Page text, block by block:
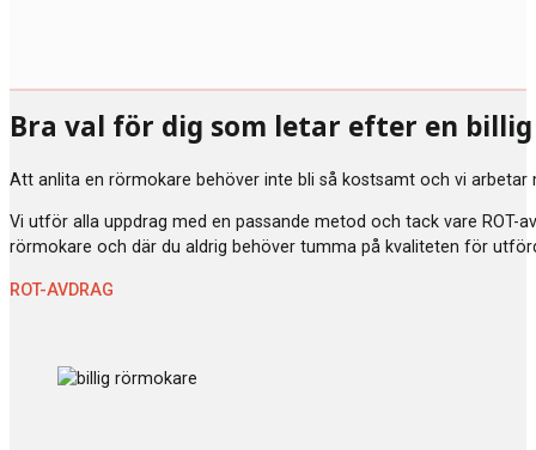
Bra val för dig som letar efter en
Att anlita en rörmokare behöver inte bli så kostsamt och vi
Vi utför alla uppdrag med en passande metod och tack vare ROT-
rörmokare och där du aldrig behöver tumma på kvaliteten för
ROT-AVDRAG